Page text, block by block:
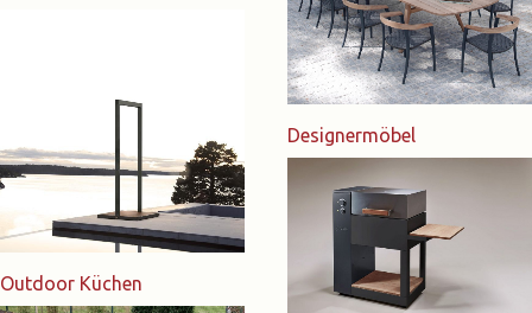
Designermöbel
Outdoor Küchen